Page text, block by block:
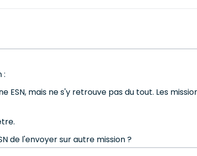
:
ESN, mais ne s'y retrouve pas du tout. Les
de l'envoyer sur autre mission ?